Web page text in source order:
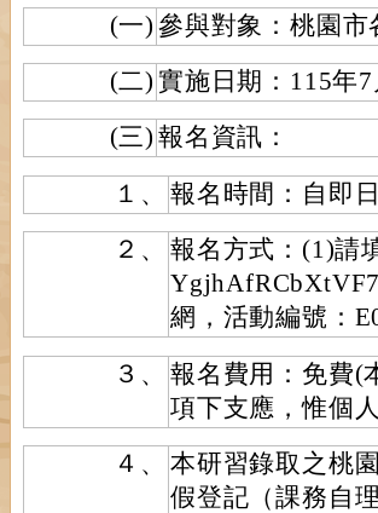
(一) 參與對象：桃園
(二) 實施日期：115年
(三) 報名資訊：
１、
報名時間：自即
２、
報名方式：(1)請
網，活動編號：
３、
報名費用：免費(
項下支應，惟個
４、
本研習錄取之桃
假登記（課務自